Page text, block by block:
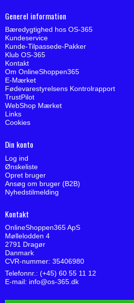
Generel information
Bæredygtighed hos OS-365
Kundeservice
Kunde-Tilpassede-Pakker
Klub OS-365
Kontakt
Om OnlineShoppen365
E-Mærket
Fødevarestyrelsens Kontrolrapport
TrustPilot
WebShop Mærket
Links
Cookies
Din konto
Log ind
Ønskeliste
Opret bruger
Ansøg om bruger (B2B)
Nyhedstilmelding
Kontakt
OnlineShoppen365 ApS
Møllelodden 4
2791 Dragør
Danmark
CVR-nummer: 35406980
Telefonnr.: (+45) 60 55 11 12
E-mail: info@os-365.dk